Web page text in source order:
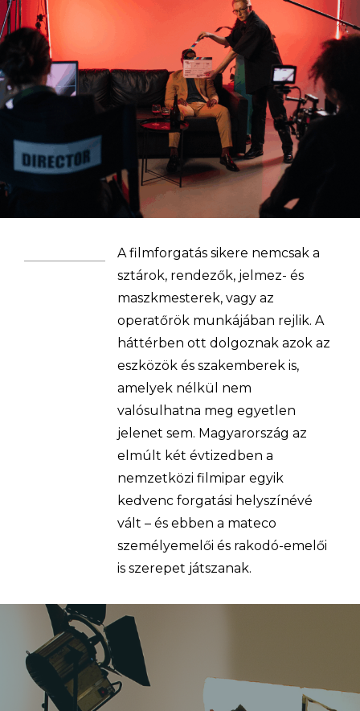
A filmforgatássikere nemcsak a
sztárok, rendezők, jelmez- és
maszkmesterek, vagy az
operatőrök munkájában rejlik. A
háttérben ott dolgoznak azok az
eszközök és szakemberek is,
amelyek nélkül nem
valósulhatna meg egyetlen
jelenet sem. Magyarország az
elmúlt két évtizedben a
nemzetközi filmipar egyik
kedvenc forgatási helyszínévé
vált – és ebben a mateco
személyemelői és rakodó-emelői
is szerepet játszanak.